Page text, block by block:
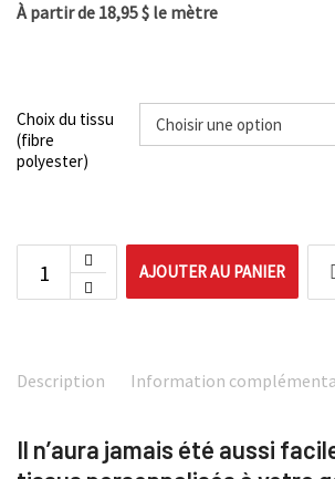
À partir de 18,95 $ le mètre
Choix du tissu
(fibre
polyester)
AJOUTER AU PANIER
Description Information
Il n’aura jamais été aussi